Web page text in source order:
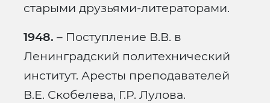
старыми друзьями-литераторами.
1948. – Поступление В.В. в
Ленинградский политехнический
институт. Аресты преподавателей
В.Е. Скобелева, Г.Р. Лулова.